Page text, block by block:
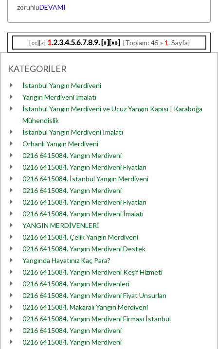
zorunluDEVAMI
[««][«] 1.2.3.4.5.6.7.8.9.[»][»»] [Toplam: 45 » 1.Sayfa]
KATEGORİLER
İstanbul Yangın Merdiveni
Yangın Merdiveni İmalatı
İstanbul Yangın Merdiveni ve Ucuz Yangın Kapısı | Karaboğa
Mühendislik
İstanbul Yangın Merdiveni İmalatı
Orhanlı Yangın Merdiveni
0216 6415084. Yangın Merdiveni
0216 6415084. Yangın Merdiveni Fiyatları
0216 6415084. İstanbul Yangın Merdiveni
0216 6415084. Yangın Merdiveni
0216 6415084. Yangın Merdiveni Fiyatları
0216 6415084. Yangın Merdiveni İmalatı
YANGIN MERDİVENLERİ
0216 6415084. Çelik Yangın Merdiveni
0216 6415084. Yangın Merdiveni Destek
Yangında Hayatınız Kaç Para?
0216 6415084. Yangın Merdiveni Keşif Hizmeti
0216 6415084. Yangın Merdivenleri
0216 6415084. Yangın Merdiveni Fiyat Unsurları
0216 6415084. Makaralı Yangın Merdiveni
0216 6415084. Yangın Merdiveni Firması İstanbul
0216 6415084. Yangın Merdiveni
0216 6415084. Yangın Merdiveni